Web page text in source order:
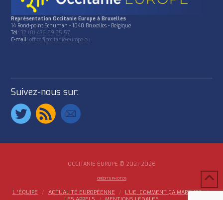
Représentation Occitanie Europe à Bruxelles
14 Rond-point Schuman - 1040 Bruxelles - Belgique
Tél:32 (0) 476 89 35 57
E-mail:office@occitanie-europe.eu
Suivez-nous sur:
OCCITANIE EUROPE © 2021-2026
CRÉDITS PHOTOS
L ‘ÉQUIPE ACTUALITÉ EUROPÉENNE
L’UE, COMMENT ÇA MARCHE?